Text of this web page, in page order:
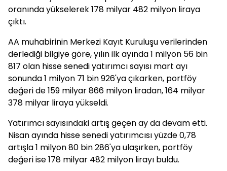
oranında yükselerek 178 milyar 482 milyon liraya
çıktı.
AA muhabirinin Merkezi Kayıt Kuruluşu verilerinden
derlediği bilgiye göre, yılın ilk ayında 1 milyon 56 bin
817 olan hisse senedi yatırımcı sayısı mart ayı
sonunda 1 milyon 71 bin 926'ya çıkarken, portföy
değeri de 159 milyar 866 milyon liradan, 164 milyar
378 milyar liraya yükseldi.
Yatırımcı sayısındaki artış geçen ay da devam etti.
Nisan ayında hisse senedi yatırımcısı yüzde 0,78
artışla 1 milyon 80 bin 286'ya ulaşırken, portföy
değeri ise 178 milyar 482 milyon lirayı buldu.